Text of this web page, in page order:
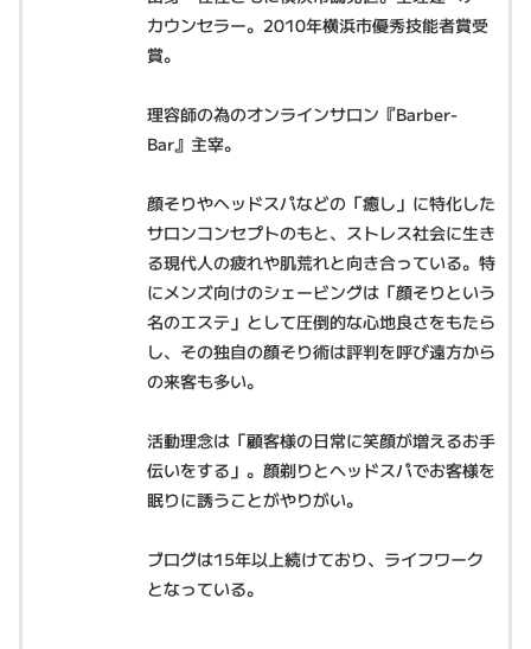
カウンセラー。2010年横浜市優秀技能者賞受
賞。
理容師の為のオンラインサロン『Barber-
Bar』主宰。
顔そりやヘッドスパなどの「癒し」に特化した
サロンコンセプトのもと、ストレス社会に生き
る現代人の疲れや肌荒れと向き合っている。特
にメンズ向けのシェービングは「顔そりという
名のエステ」として圧倒的な心地良さをもたら
し、その独自の顔そり術は評判を呼び遠方から
の来客も多い。
活動理念は「顧客様の日常に笑顔が増えるお手
伝いをする」。顔剃りとヘッドスパでお客様を
眠りに誘うことがやりがい。
ブログは15年以上続けており、ライフワーク
となっている。